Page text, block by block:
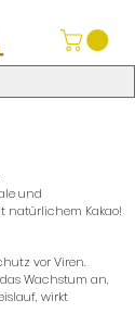
und
natürlichem Kakao!
vor Viren.
Wachstum an,
wirkt